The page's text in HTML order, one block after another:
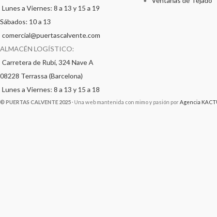
Lunes a Viernes: 8 a 13 y 15 a 19
Sábados: 10 a 13
comercial@puertascalvente.com
ALMACÉN LOGÍSTICO:
Carretera de Rubí, 324 Nave A
08228 Terrassa (Barcelona)
Lunes a Viernes: 8 a 13 y 15 a 18
© PUERTAS CALVENTE 2025 · Una web mantenida con mimo y pasión porAgencia